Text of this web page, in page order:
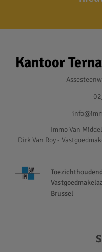
Kantoor
Immo Van
Dirk Van Roy -
Brussel